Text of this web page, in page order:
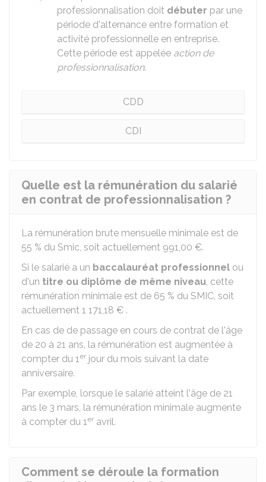
professionnalisation doit débuter par une
période d'alternance entre formation et
activité professionnelle en entreprise.
Cette période est appelée action de
professionnalisation.
CDD
CDI
Quelle est la rémunération du salarié
en contrat de professionnalisation ?
La rémunération brute mensuelle minimale est de
55 % du Smic, soit actuellement 991,00 €.
Si le salarié a un baccalauréat professionnel ou
d'un titre ou diplôme de même niveau, cette
rémunération minimale est de 65 % du SMIC, soit
actuellement 1 171,18 € .
En cas de de passage en cours de contrat de l'âge
de 20 à 21 ans, la rémunération est augmentée à
compter du 1er jour du mois suivant la date
anniversaire.
Par exemple, lorsque le salarié atteint l'âge de 21
ans le 3 mars, la rémunération minimale augmente
à compter du 1er avril.
Comment se déroule la formation